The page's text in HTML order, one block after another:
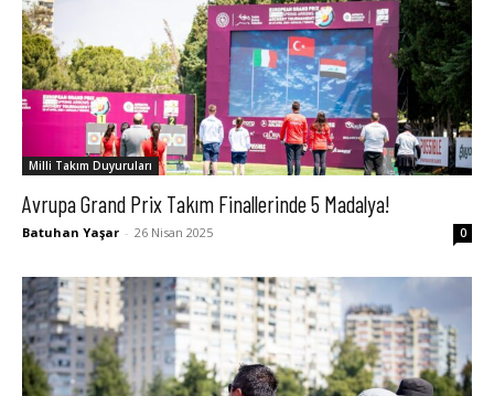
Milli Takım Duyuruları
Avrupa Grand Prix Takım Finallerinde 5 Madalya!
Batuhan Yaşar - 26 Nisan 2025 0